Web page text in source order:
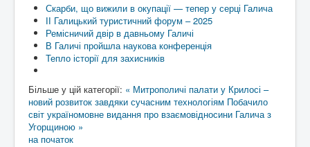
Скарби, що вижили в окупації — тепер у серці Галича
ІІ Галицький туристичний форум – 2025
Ремісничий двір в давньому Галичі
В Галичі пройшла наукова конференція
Тепло історії для захисників
Більше у цій категорії: « Митрополичі палати у Крилосі –
новий розвиток завдяки сучасним технологіям Побачило
світ україномовне видання про взаємовідносини Галича з
Угорщиною »
на початок